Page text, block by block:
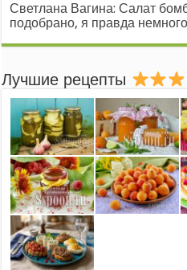
Светлана Вагина: Салат
подобрано, я правда
Лучшие рецепты